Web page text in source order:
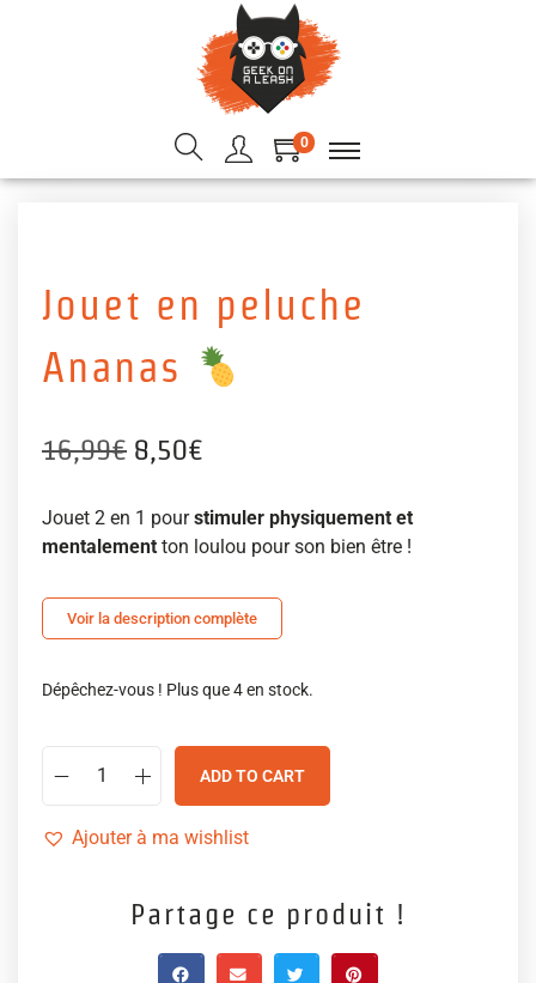
0
Jouet en peluche
Ananas
16,99€ 8,50€
Jouet 2 en 1 pourstimuler physiquement et
mentalement ton loulou pour son bien être !
Voir la description complète
Dépêchez-vous ! Plus que 4 en stock.
ADD TO CART
Ajouter à ma wishlist
Partage ce produit !